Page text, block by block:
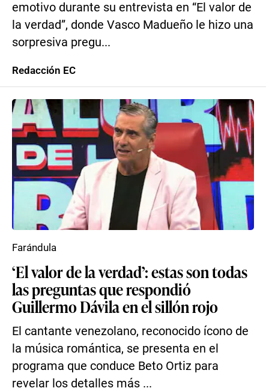
emotivo durante su entrevista en “El valor de
la verdad”, donde Vasco Madueño le hizo una
sorpresiva pregu...
Redacción EC
‘El valor de la verdad’: estas son todas
las preguntas que respondió
Guillermo Dávila en el sillón rojo
El cantante venezolano, reconocido ícono de
la música romántica, se presenta en el
programa que conduce Beto Ortiz para
revelar los detalles más ...
Farándula